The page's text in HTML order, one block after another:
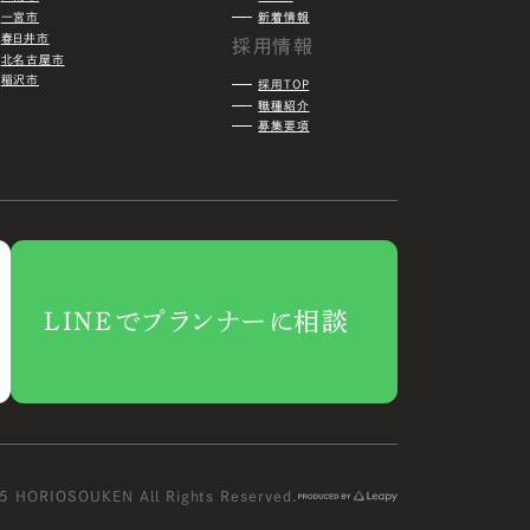
一宮市
春日井市
北名古屋市
稲沢市
新着情報
採用情報
採用TOP
職種紹介
募集要項
LINEでプランナーに相談
HORIOSOUKEN All Rights Reserved.